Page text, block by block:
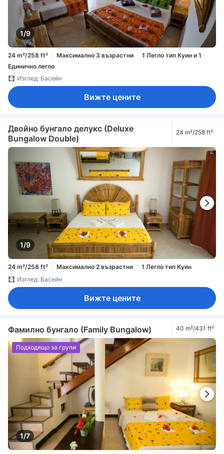
1/9
24 m²/258 ft² Максимално 3 възрастни
1 Легло тип Куин и 1
Единично легло
Изглед: Басейн
Вижте цените
Двойно бунгало делукс (Deluxe
Bungalow Double)
24 m²/258 ft²
1/9
24 m²/258 ft² Максимално 2 възрастни
1 Легло тип Куин
Изглед: Басейн
Вижте цените
Фамилно бунгало (Family Bungalow) 40 m²/431 ft²
1/7
Подходящо за групи